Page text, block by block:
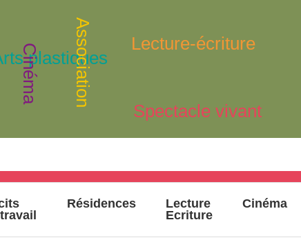
Spectacle vivant
Lecture-écriture
plastiques
Cinéma Association
Résidences
Lecture
Ecriture
Cinéma